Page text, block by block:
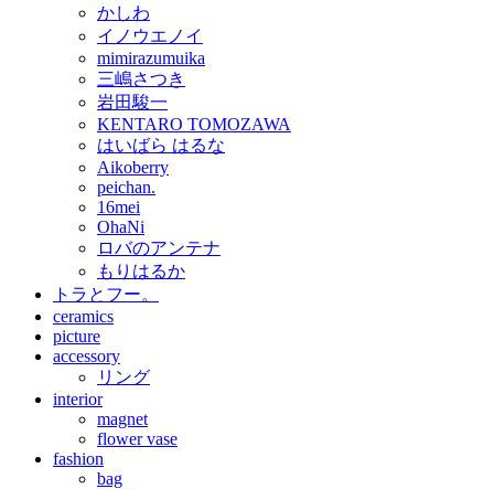
かしわ
イノウエノイ
mimirazumuika
三嶋さつき
岩田駿一
KENTARO TOMOZAWA
はいばら はるな
Aikoberry
peichan.
16mei
OhaNi
ロバのアンテナ
もりはるか
トラとフー。
ceramics
picture
accessory
リング
interior
magnet
flower vase
fashion
bag